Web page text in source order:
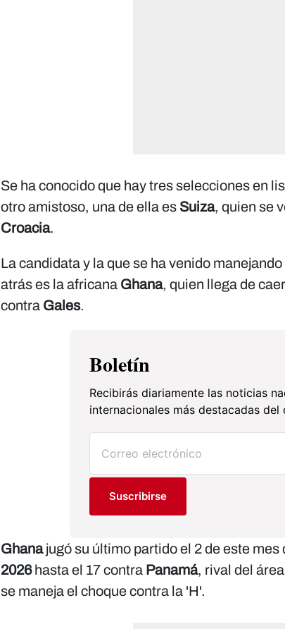
Se ha conocido que hay tres selecciones en
otro amistoso, una de ella es Suiza, quien se
Croacia.
La candidata y la que se ha venido
atrás es la africana Ghana, quien llega de
contra Gales.
Boletín
Recibirás diariamente las noticias
internacionales más destacadas del
Suscribirse
Ghanajugó su último partido el 2 de este mes
2026hasta el 17 contra Panamá, rival del
se maneja el choque contra la 'H'.